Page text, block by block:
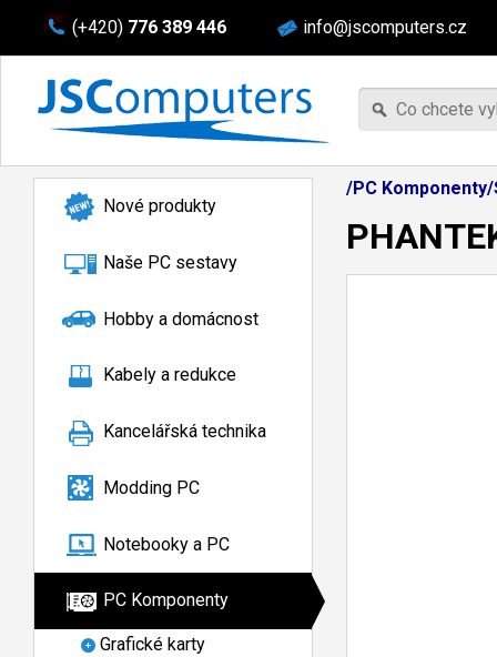
(+420) 776 389 446 info@jscomputers.cz
Nové produkty
Naše PC sestavy
Hobby a domácnost
Kabely a redukce
Kancelářská technika
Modding PC
Notebooky a PC
PC Komponenty
Grafické karty
/PC